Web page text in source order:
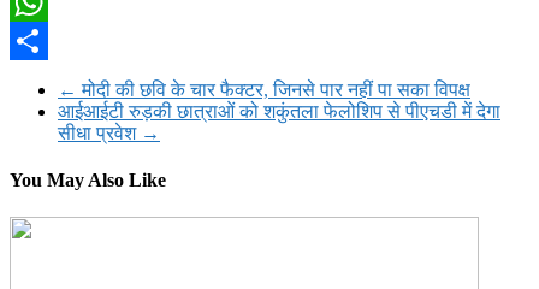
WhatsApp
← मोदी की छवि के चार फैक्टर, जिनसे पार नहीं पा सका विपक्ष
आईआईटी रुड़की छात्राओं को शकुंतला फेलोशिप से पीएचडी में देगा
सीधा प्रवेश →
You May Also Like